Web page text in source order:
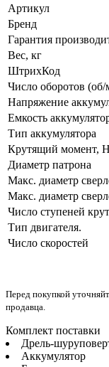
Артикул
Бренд
Гарантия
Вес, кг
ШтрихКод
Число оборотов
Напряжение
Емкость
Тип аккумулятора
Крутящий момент,
Диаметр патрона
Макс. диаметр
Макс. диаметр
Число ступеней
Тип двигателя.
Число скоростей
Перед покупкой
продавца.
Комплект поставки
Дрель-
Аккумулятор